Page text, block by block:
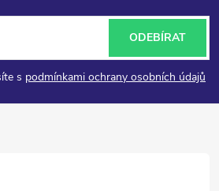
s podmínkami ochrany osobních údajů
ODEBÍRAT